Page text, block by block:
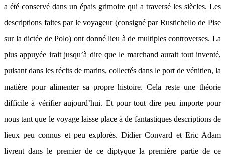
a été conservé dans un épais grimoire qui a traversé les siècles. Les
descriptions faites par le voyageur (consigné par Rustichello de Pise
sur la dictée de Polo) ont donné lieu à de multiples controverses. La
plus appuyée irait jusqu’à dire que le marchand aurait tout inventé,
puisant dans les récits de marins, collectés dans le port de vénitien, la
matière pour alimenter sa propre histoire. Cela reste une théorie
difficile à vérifier aujourd’hui. Et pour tout dire peu importe pour
nous tant que le voyage laisse place à de fantastiques descriptions de
lieux peu connus et peu explorés. Didier Convard et Eric Adam
livrent dans le premier de ce diptyque la première partie de ce